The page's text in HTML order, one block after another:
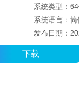
系统类型：
系统语言：简
发布日期：
下载